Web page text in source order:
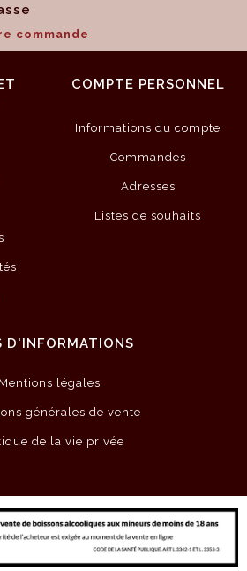
commande
COMPTE PERSONNEL
Informations du compte
Commandes
Adresses
Listes de souhaits
D'INFORMATIONS
Mentions légales
générales de vente
de la vie privée